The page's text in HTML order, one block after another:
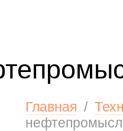
Главная /